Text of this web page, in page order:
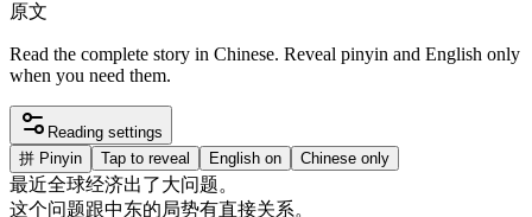
原文
Read the complete story in Chinese. Reveal pinyin and English only
when you need them.
Reading settings
拼 Pinyin Tap to reveal English on Chinese only
最近全球经济出了大问题。
这个问题跟中东的局势有直接关系。